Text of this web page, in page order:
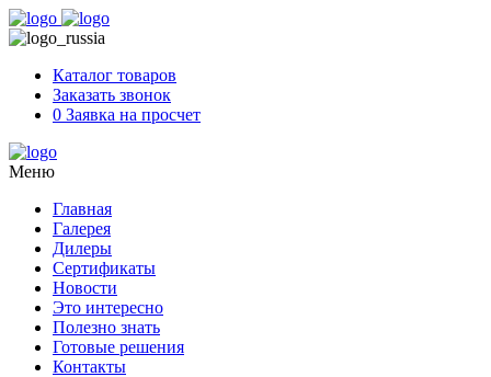
Skip
to
Каталог товаров
Заказать звонок
0 Заявка на просчет
Меню
Главная
Галерея
Дилеры
Сертификаты
Новости
Это интересно
Полезно знать
Готовые решения
Контакты